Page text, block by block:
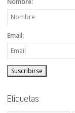
Email:
Etiquetas